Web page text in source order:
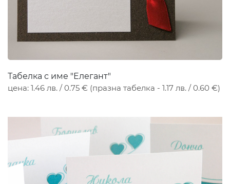
Табелка с име "Елегант"
цена: 1.46 лв. / 0.75 € (празна табелка - 1.17 лв. / 0.60 €)